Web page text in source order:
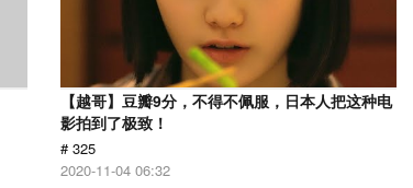
【越哥】豆瓣9分，不得不佩服，日本人把这种电
影拍到了极致！
# 325
2020-11-04 06:32